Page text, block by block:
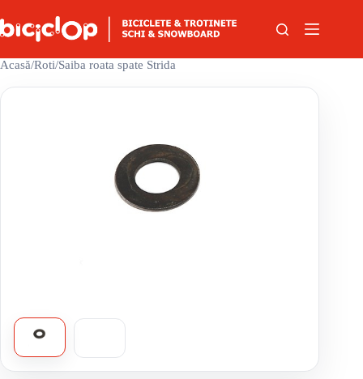
Acasă/Roti/Saiba roata spate Strida